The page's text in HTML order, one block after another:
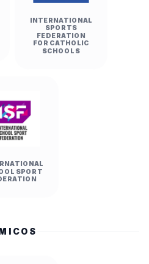
INTERNATIONAL
SPORTS
FEDERATION
FOR CATHOLIC
SCHOOLS
SPORT